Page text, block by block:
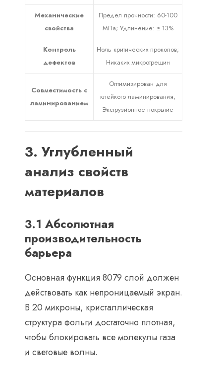
Механические
свойства
Предел прочности: 60-100
МПа; Удлинение: ≥ 13%
Контроль
дефектов
Ноль критических проколов;
Никаких микротрещин
Совместимость с
ламинированием
Оптимизирован для
клейкого ламинирования,
Экструзионное покрытие
3. Углубленный
анализ свойств
материалов
3.1 Абсолютная
производительность
барьера
Основная функция 8079 слой должен
действовать как непроницаемый экран.
В 20 микроны, кристаллическая
структура фольги достаточно плотная,
чтобы блокировать все молекулы газа
и световые волны.